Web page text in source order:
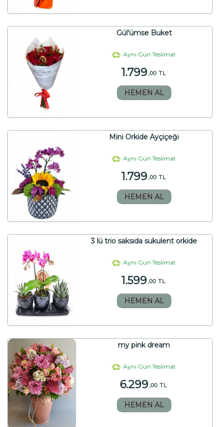
Gül'ümse Buket
Aynı Gün Teslimat
1.799,00 TL
HEMEN AL
Mini Orkide Ayçiçeği
Aynı Gün Teslimat
1.799,00 TL
HEMEN AL
3 lü trio saksıda sukulent orkide
Aynı Gün Teslimat
1.599,00 TL
HEMEN AL
my pink dream
Aynı Gün Teslimat
6.299,00 TL
HEMEN AL